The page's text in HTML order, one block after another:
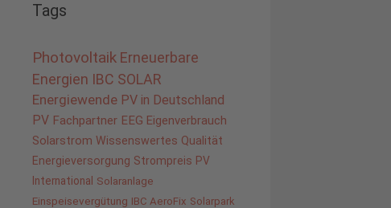
Tags
Photovoltaik Erneuerbare
Energien IBC SOLAR
Energiewende PV in Deutschland
PV Fachpartner EEG Eigenverbrauch
Solarstrom Wissenswertes Qualität
Energieversorgung Strompreis PV
International Solaranlage
Einspeisevergütung IBC AeroFix Solarpark